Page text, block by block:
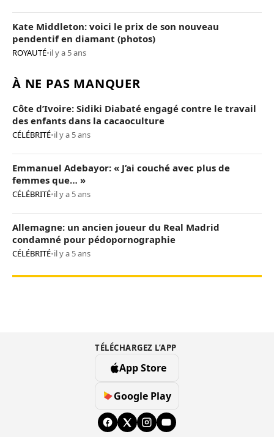
Kate Middleton: voici le prix de son nouveau
pendentif en diamant (photos)
ROYAUTÉ•il y a 5 ans
À NE PAS MANQUER
Côte d’Ivoire: Sidiki Diabaté engagé contre le travail
des enfants dans la cacaoculture
CÉLÉBRITÉ•il y a 5 ans
Emmanuel Adebayor: « J’ai couché avec plus de
femmes que… »
CÉLÉBRITÉ•il y a 5 ans
Allemagne: un ancien joueur du Real Madrid
condamné pour pédopornographie
CÉLÉBRITÉ•il y a 5 ans
TÉLÉCHARGEZ L’APP
App Store
Google Play